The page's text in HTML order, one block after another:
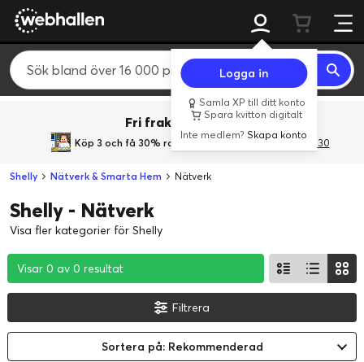
Logga in
Samla XP till ditt konto
Spara kvitton digitalt
Inte medlem?Skapa konto
Fri frakt över 800 kr.
Köp 3 och få 30% rabatt med rabattkoden 3Gives30
Shelly Nätverk & Smarta Hem Nätverk
Shelly - Nätverk
Visa fler kategorier för Shelly
Visar 0 av 0 resultat
Visar 0 av 0 resultat
Visar 0 av 0 resultat
Filtrera
Sortera på: Rekommenderad